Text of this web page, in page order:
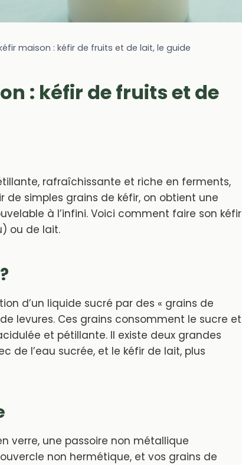
maison : kéfir de fruits et de lait, le guide
: kéfir de fruits et de
rafraîchissante et riche en ferments,
de simples grains de kéfir, on obtient une
à l’infini. Voici comment faire son kéfir
ou de lait.
d’un liquide sucré par des « grains de
levures. Ces grains consomment le sucre et
et pétillante. Il existe deux grandes
de l’eau sucrée, et le kéfir de lait, plus
verre, une passoire non métallique
non hermétique, et vos grains de